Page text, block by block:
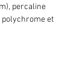
percaline
polychrome et
deux loups
la pleine lune